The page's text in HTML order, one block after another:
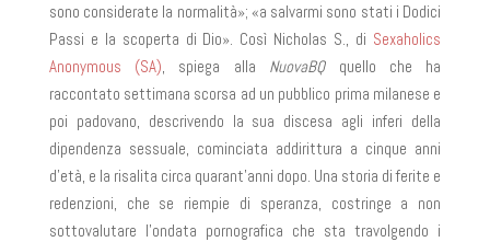
sono considerate la normalità»; «a salvarmi sono stati i Dodici
Passi e la scoperta di Dio». Così Nicholas S., di Sexaholics
Anonymous (SA), spiega alla NuovaBQquello che ha
raccontato settimana scorsa ad un pubblico prima milanese e
poi padovano, descrivendo la sua discesa agli inferi della
dipendenza sessuale, cominciata addirittura a cinque anni
d’età, e la risalita circa quarant’anni dopo. Una storia di ferite e
redenzioni, che se riempie di speranza, costringe a non
sottovalutare l’ondata pornografica che sta travolgendo i